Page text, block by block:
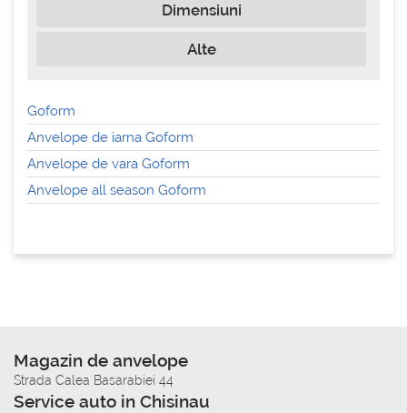
Dimensiuni
Alte
Goform
Anvelope de iarna Goform
Anvelope de vara Goform
Anvelope all season Goform
Magazin de anvelope
Strada Calea Basarabiei 44
Service auto in Chisinau